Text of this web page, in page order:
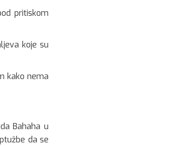
pritiskom
koje su
kako nema
Bahaha u
da se